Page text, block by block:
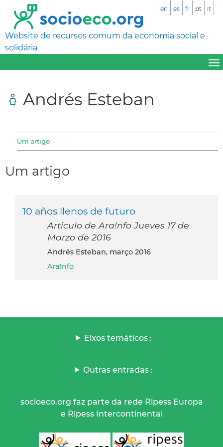
Website de recursos comum da economia social e
solidária
en es fr pt it
Andrés Esteban
Um artigo
Um artigo
10 años llenos de futuro
Articulo de Ara!nfo Jueves 17 de
Marzo de 2016
Andrés Esteban, março 2016
Ara!nfo
Eixos temáticos :
Outras entradas :
socioeco.org faz parte da rede Ripess Europa
e Ripess Intercontinental